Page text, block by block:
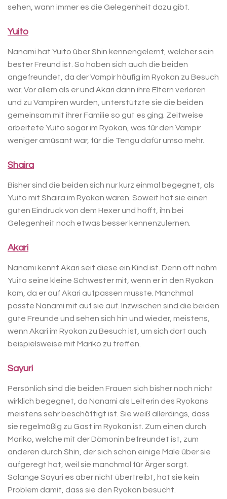
sehen, wann immer es die Gelegenheit dazu gibt.
Yuito
Nanami hat Yuito über Shin kennengelernt, welcher sein
bester Freund ist. So haben sich auch die beiden
angefreundet, da der Vampir häufig im Ryokan zu Besuch
war. Vor allem als er und Akari dann ihre Eltern verloren
und zu Vampiren wurden, unterstützte sie die beiden
gemeinsam mit ihrer Familie so gut es ging. Zeitweise
arbeitete Yuito sogar im Ryokan, was für den Vampir
weniger amüsant war, für die Tengu dafür umso mehr.
Shaira
Bisher sind die beiden sich nur kurz einmal begegnet, als
Yuito mit Shaira im Ryokan waren. Soweit hat sie einen
guten Eindruck von dem Hexer und hofft, ihn bei
Gelegenheit noch etwas besser kennenzulernen.
Akari
Nanami kennt Akari seit diese ein Kind ist. Denn oft nahm
Yuito seine kleine Schwester mit, wenn er in den Ryokan
kam, da er auf Akari aufpassen musste. Manchmal
passte Nanami mit auf sie auf. Inzwischen sind die beiden
gute Freunde und sehen sich hin und wieder, meistens,
wenn Akari im Ryokan zu Besuch ist, um sich dort auch
beispielsweise mit Mariko zu treffen.
Sayuri
Persönlich sind die beiden Frauen sich bisher noch nicht
wirklich begegnet, da Nanami als Leiterin des Ryokans
meistens sehr beschäftigt ist. Sie weiß allerdings, dass
sie regelmäßig zu Gast im Ryokan ist. Zum einen durch
Mariko, welche mit der Dämonin befreundet ist, zum
anderen durch Shin, der sich schon einige Male über sie
aufgeregt hat, weil sie manchmal für Ärger sorgt.
Solange Sayuri es aber nicht übertreibt, hat sie kein
Problem damit, dass sie den Ryokan besucht.